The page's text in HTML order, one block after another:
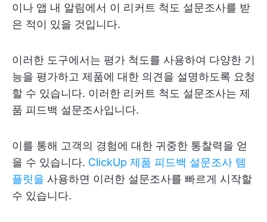
이나 앱 내 알림에서 이 리커트 척도 설문조사를 받
은 적이 있을 것입니다.
이러한 도구에서는 평가 척도를 사용하여 다양한 기
능을 평가하고 제품에 대한 의견을 설명하도록 요청
할 수 있습니다. 이러한 리커트 척도 설문조사는 제
품 피드백 설문조사입니다.
이를 통해 고객의 경험에 대한 귀중한 통찰력을 얻
을 수 있습니다. ClickUp 제품 피드백 설문조사 템
플릿을 사용하면 이러한 설문조사를 빠르게 시작할
수 있습니다.